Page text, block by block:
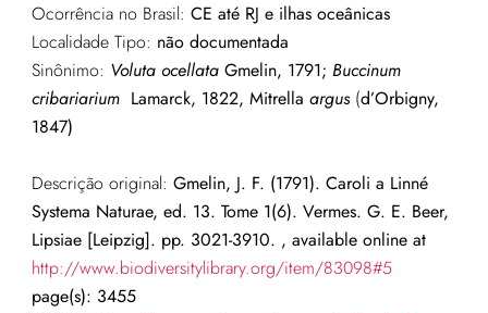
Ocorrência no Brasil: CE até RJ e ilhas oceânicas
Localidade Tipo: não documentada
Sinônimo: Voluta ocellata Gmelin, 1791; Buccinum
cribariarium Lamarck, 1822, Mitrella argus(d’Orbigny,
1847)
Descrição original: Gmelin, J. F. (1791). Caroli a Linné
Systema Naturae, ed. 13. Tome 1(6). Vermes. G. E. Beer,
Lipsiae [Leipzig]. pp. 3021-3910. , available online at
http://www.biodiversitylibrary.org/item/83098#5
page(s): 3455